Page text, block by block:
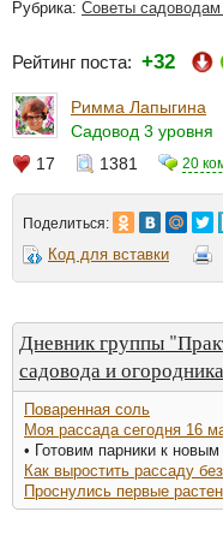
Рубрика: Советы садоводам
Рейтинг поста: +32
Римма Лапыгина
Садовод 3 уровня
17 1381 20
Поделиться:
Код для вставки
Дневник группы
садовода и
Поваренная соль
Моя рассада сегодня 16
• Готовим парники к
Как выростить рассаду
Проснулись первые